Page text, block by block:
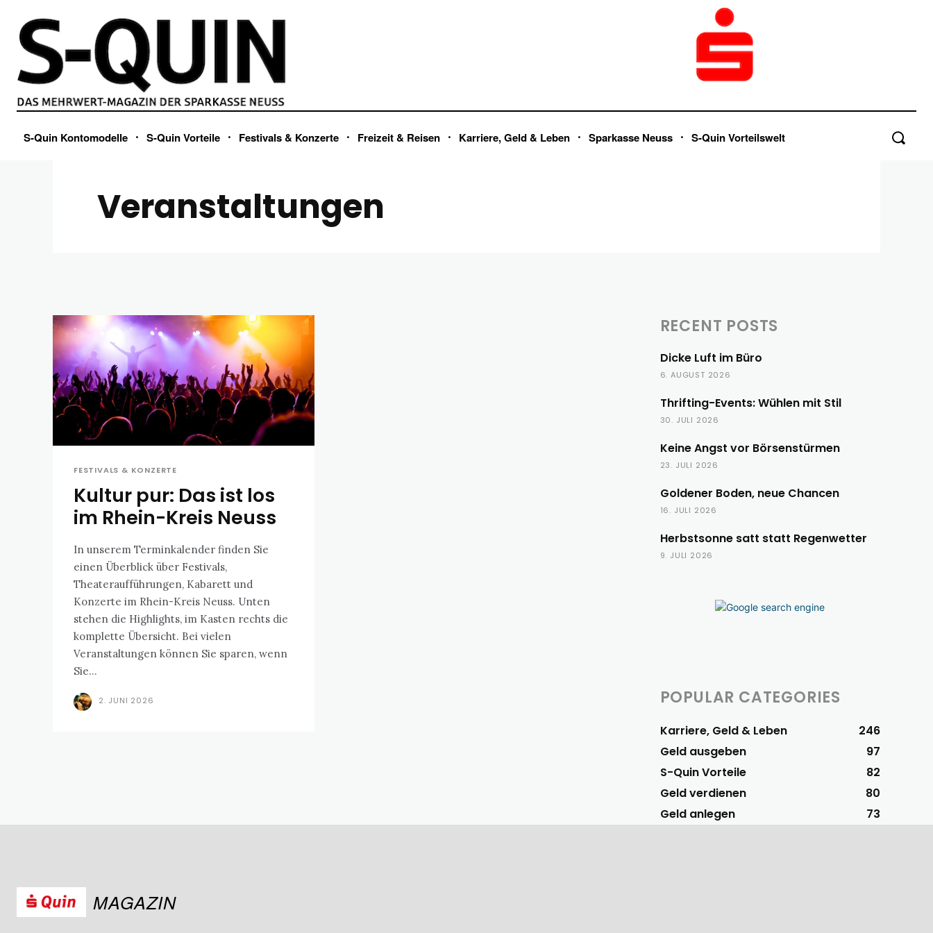
S-Quin Kontomodelle S-Quin Vorteile Festivals & Konzerte Freizeit & Reisen Karriere, Geld & Leben Sparkasse Neuss S-Quin Vorteilswelt
Veranstaltungen
FESTIVALS & KONZERTE
Kultur pur: Das ist los
im Rhein-Kreis Neuss
In unserem Terminkalender finden Sie
einen Überblick über Festivals,
Theateraufführungen, Kabarett und
Konzerte im Rhein-Kreis Neuss. Unten
stehen die Highlights, im Kasten rechts die
komplette Übersicht. Bei vielen
Veranstaltungen können Sie sparen, wenn
Sie...
2. JUNI 2026
RECENT POSTS
Dicke Luft im Büro
6. AUGUST 2026
Thrifting-Events: Wühlen mit Stil
30. JULI 2026
Keine Angst vor Börsenstürmen
23. JULI 2026
Goldener Boden, neue Chancen
16. JULI 2026
Herbstsonne satt statt Regenwetter
9. JULI 2026
POPULAR CATEGORIES
Karriere, Geld & Leben
246
Geld ausgeben
97
S-Quin Vorteile
82
Geld verdienen
80
Geld anlegen
73
MAGAZIN